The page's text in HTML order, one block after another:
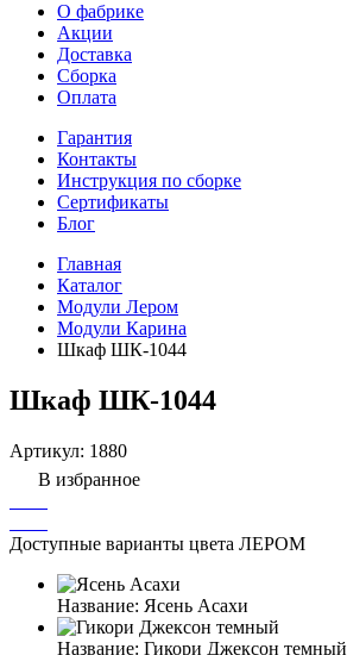
О фабрике
Акции
Доставка
Сборка
Оплата
Гарантия
Контакты
Инструкция по сборке
Сертификаты
Блог
Главная
Каталог
Модули Лером
Модули Карина
Шкаф ШК-1044
Шкаф ШК-1044
Артикул: 1880
В избранное
Доступные варианты цвета ЛЕРОМ
Название: Ясень Асахи
Название: Гикори Джексон темный